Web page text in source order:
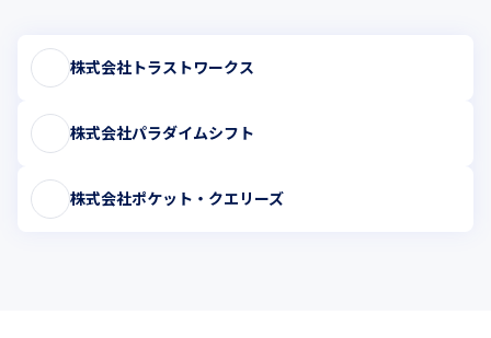
株式会社トラストワークス
株式会社パラダイムシフト
株式会社ポケット・クエリーズ